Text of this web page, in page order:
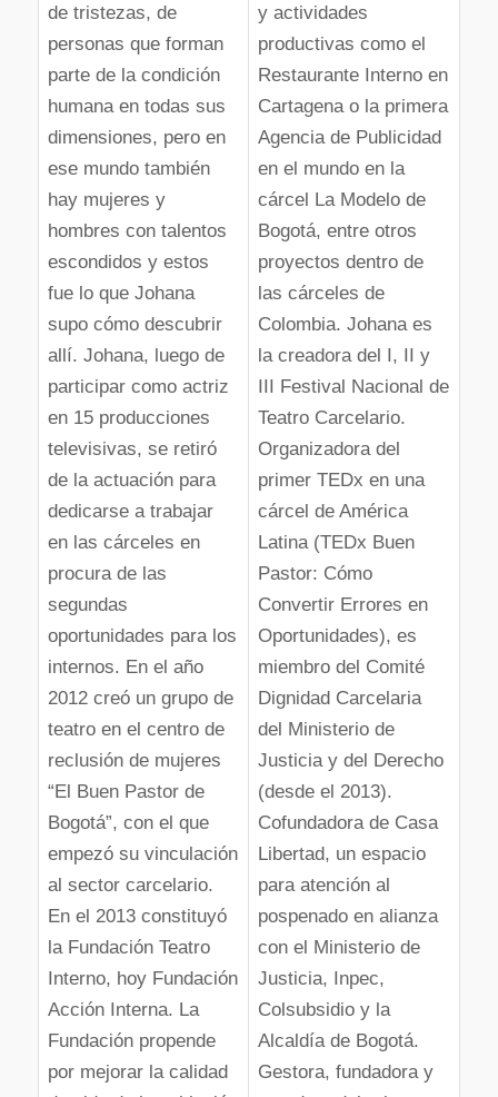
de tristezas, de
personas que forman
parte de la condición
humana en todas sus
dimensiones, pero en
ese mundo también
hay mujeres y
hombres con talentos
escondidos y estos
fue lo que Johana
supo cómo descubrir
allí. Johana, luego de
participar como actriz
en 15 producciones
televisivas, se retiró
de la actuación para
dedicarse a trabajar
en las cárceles en
procura de las
segundas
oportunidades para los
internos. En el año
2012 creó un grupo de
teatro en el centro de
reclusión de mujeres
“El Buen Pastor de
Bogotá”, con el que
empezó su vinculación
al sector carcelario.
En el 2013 constituyó
la Fundación Teatro
Interno, hoy Fundación
Acción Interna. La
Fundación propende
por mejorar la calidad
y actividades
productivas como el
Restaurante Interno en
Cartagena o la primera
Agencia de Publicidad
en el mundo en la
cárcel La Modelo de
Bogotá, entre otros
proyectos dentro de
las cárceles de
Colombia. Johana es
la creadora del I, II y
III Festival Nacional de
Teatro Carcelario.
Organizadora del
primer TEDx en una
cárcel de América
Latina (TEDx Buen
Pastor: Cómo
Convertir Errores en
Oportunidades), es
miembro del Comité
Dignidad Carcelaria
del Ministerio de
Justicia y del Derecho
(desde el 2013).
Cofundadora de Casa
Libertad, un espacio
para atención al
pospenado en alianza
con el Ministerio de
Justicia, Inpec,
Colsubsidio y la
Alcaldía de Bogotá.
Gestora, fundadora y